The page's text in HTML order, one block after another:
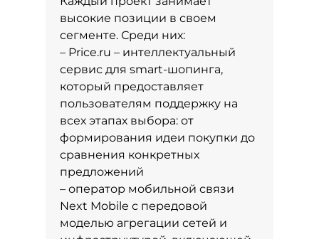
высокие позиции в своем
сегменте. Среди них:
– Price.ru – интеллектуальный
сервис для smart-шопинга,
который предоставляет
пользователям поддержку на
всех этапах выбора: от
формирования идеи покупки до
сравнения конкретных
предложений
– оператор мобильной связи
Next Mobile с передовой
моделью агрегации сетей и